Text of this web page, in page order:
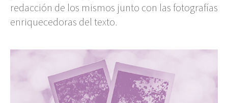
redacción de los mismos junto con las fotografías
enriquecedoras del texto.